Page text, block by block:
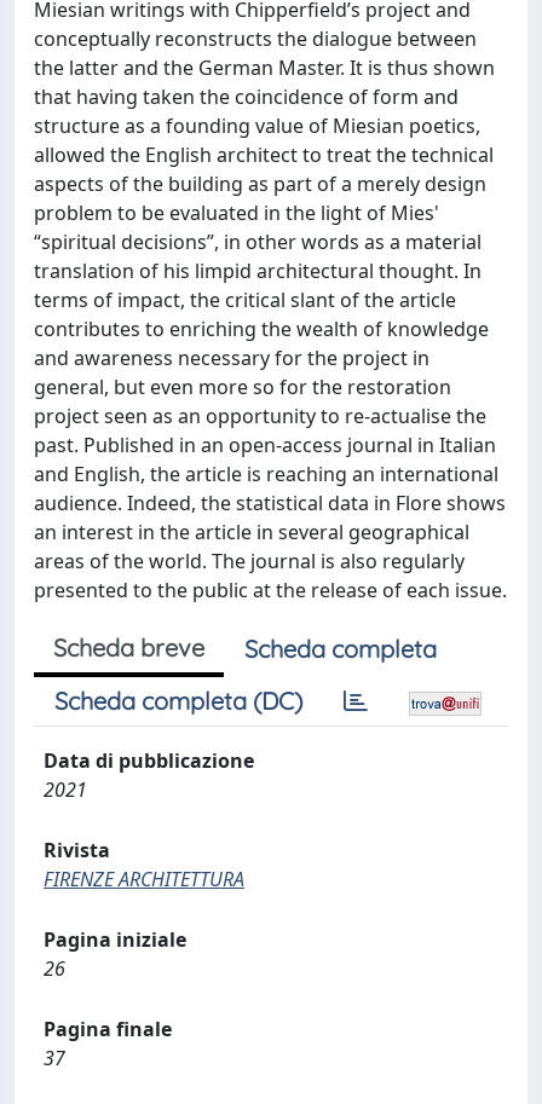
Miesian writings with Chipperfield’s project and
conceptually reconstructs the dialogue between
the latter and the German Master. It is thus shown
that having taken the coincidence of form and
structure as a founding value of Miesian poetics,
allowed the English architect to treat the technical
aspects of the building as part of a merely design
problem to be evaluated in the light of Mies'
“spiritual decisions”, in other words as a material
translation of his limpid architectural thought. In
terms of impact, the critical slant of the article
contributes to enriching the wealth of knowledge
and awareness necessary for the project in
general, but even more so for the restoration
project seen as an opportunity to re-actualise the
past. Published in an open-access journal in Italian
and English, the article is reaching an international
audience. Indeed, the statistical data in Flore shows
an interest in the article in several geographical
areas of the world. The journal is also regularly
presented to the public at the release of each issue.
Scheda breve
Scheda completa
Scheda completa (DC)
Data di pubblicazione
2021
Rivista
FIRENZE ARCHITETTURA
Pagina iniziale
26
Pagina finale
37